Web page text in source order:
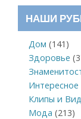
НАШИ
Дом (141)
Здоровье
Интересное
Клипы и
Мода (213)